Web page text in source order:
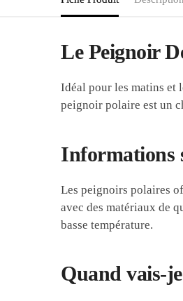
Le Peignoir
Idéal pour les matins et
peignoir polaire est un
Informations
Les peignoirs polaires
avec des matériaux de
basse température.
Quand vais-